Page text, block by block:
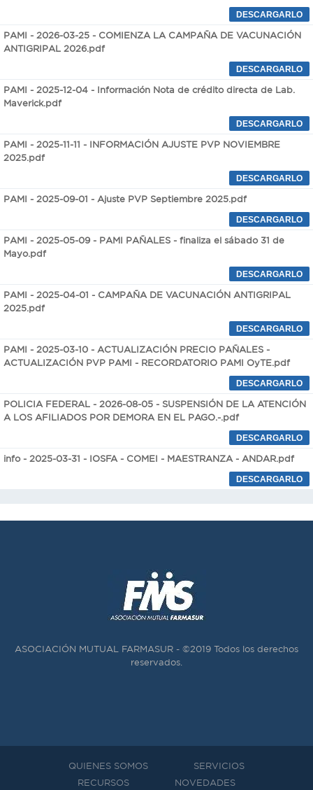
PAMI - 2026-03-25 - COMIENZA LA CAMPAÑA DE VACUNACIÓN
ANTIGRIPAL 2026.pdf
PAMI - 2025-12-04 - Información Nota de crédito directa de Lab.
Maverick.pdf
PAMI - 2025-11-11 - INFORMACIÓN AJUSTE PVP NOVIEMBRE
2025.pdf
PAMI - 2025-09-01 - Ajuste PVP Septiembre 2025.pdf
PAMI - 2025-05-09 - PAMI PAÑALES - finaliza el sábado 31 de
Mayo.pdf
PAMI - 2025-04-01 - CAMPAÑA DE VACUNACIÓN ANTIGRIPAL
2025.pdf
PAMI - 2025-03-10 - ACTUALIZACIÓN PRECIO PAÑALES -
ACTUALIZACIÓN PVP PAMI - RECORDATORIO PAMI OyTE.pdf
POLICIA FEDERAL - 2026-08-05 - SUSPENSIÓN DE LA ATENCIÓN
A LOS AFILIADOS POR DEMORA EN EL PAGO.-.pdf
info - 2025-03-31 - IOSFA - COMEI - MAESTRANZA - ANDAR.pdf
ASOCIACIÓN MUTUAL FARMASUR - ©2019 Todos los derechos
reservados.
QUIENES SOMOS
SERVICIOS
RECURSOS
NOVEDADES